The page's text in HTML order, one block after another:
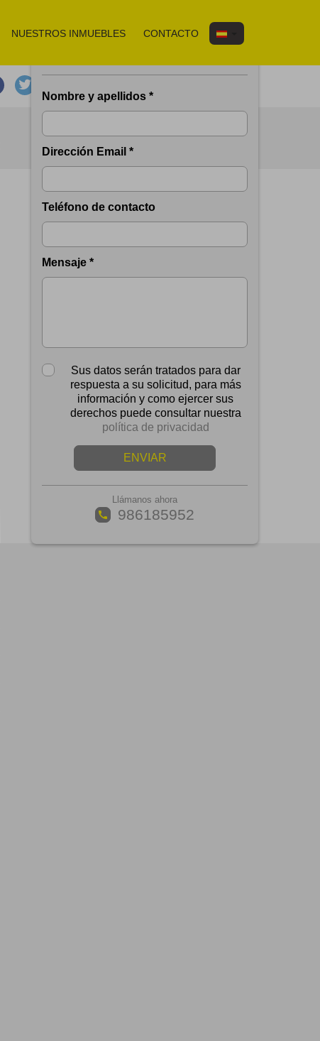
NUESTROS INMUEBLES CONTACTO
Nombre y apellidos *
Dirección Email *
Teléfono de contacto
Mensaje *
Sus datos serán tratados para dar
respuesta a su solicitud, para más
información y como ejercer sus
derechos puede consultar nuestra
política de privacidad
ENVIAR
Llámanos ahora
call 986185952